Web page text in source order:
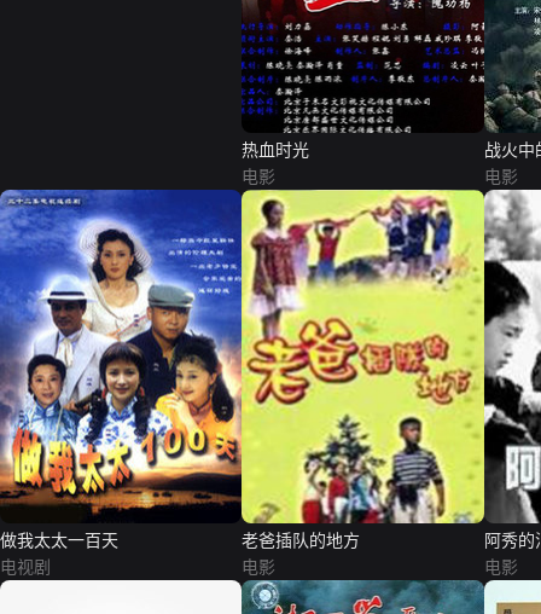
热血时光
电影
战火中
电影
做我太太一百天
电视剧
老爸插队的地方
电影
阿秀的
电影